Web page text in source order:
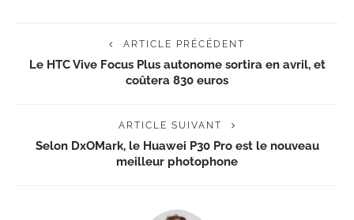
ARTICLE PRÉCÉDENT
Le HTC Vive Focus Plus autonome sortira en avril, et
coûtera 830 euros
ARTICLE SUIVANT
Selon DxOMark, le Huawei P30 Pro est le nouveau
meilleur photophone